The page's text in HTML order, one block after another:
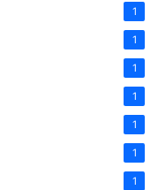
1
1
1
1
1
1
1